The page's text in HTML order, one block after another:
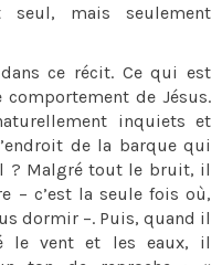
seul, mais seulement
ce récit. Ce qui est
de Jésus.
inquiets et
de la barque qui
? Malgré tout le bruit, il
– c’est la seule fois où,
dormir –. Puis, quand il
le vent et les eaux, il